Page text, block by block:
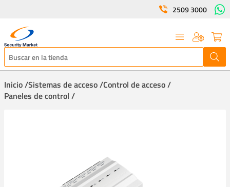
2509 3000
Inicio /Sistemas de acceso /Control de acceso /
Paneles de control /